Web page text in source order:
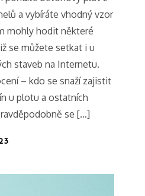
a vybíráte vhodný vzor
mohly hodit některé
se můžete setkat i u
staveb na Internetu.
– kdo se snaží zajistit
u plotu a ostatních
se […]